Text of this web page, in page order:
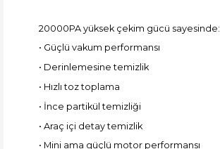
20000PA yüksek çekim gücü sayesinde:
• Güçlü vakum performansı
• Derinlemesine temizlik
• Hızlı toz toplama
• İnce partikül temizliği
• Araç içi detay temizlik
• Mini ama güçlü motor performansı